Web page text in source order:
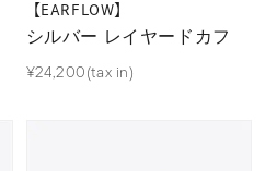
【EARFLOW】
シルバー レイヤードカフ
¥24,200(tax in)